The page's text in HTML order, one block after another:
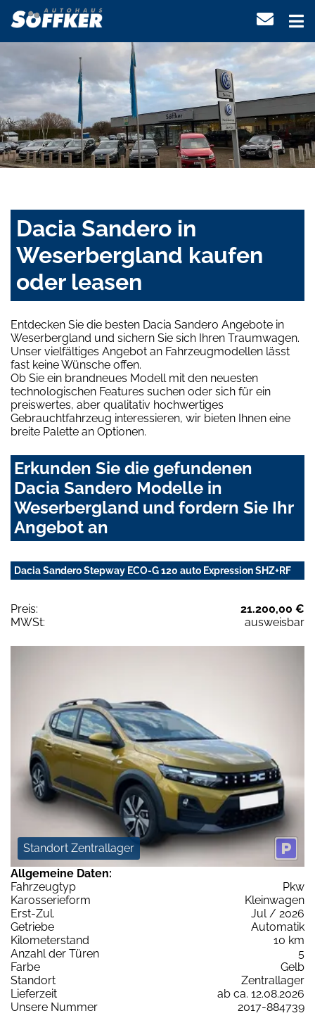
Dacia Sandero in
Weserbergland kaufen
oder leasen
Entdecken Sie die besten Dacia Sandero Angebote in
Weserbergland und sichern Sie sich Ihren Traumwagen.
Unser vielfältiges Angebot an Fahrzeugmodellen lässt
fast keine Wünsche offen.
Ob Sie ein brandneues Modell mit den neuesten
technologischen Features suchen oder sich für ein
preiswertes, aber qualitativ hochwertiges
Gebrauchtfahrzeug interessieren, wir bieten Ihnen eine
breite Palette an Optionen.
Erkunden Sie die gefundenen
Dacia Sandero Modelle in
Weserbergland und fordern Sie Ihr
Angebot an
Dacia Sandero Stepway ECO-G 120 auto Expression SHZ+RF
Preis:
21.200,00 €
MWSt:
ausweisbar
Standort Zentrallager
Allgemeine Daten:
Fahrzeugtyp
Pkw
Karosserieform
Kleinwagen
Erst-Zul.
Jul / 2026
Getriebe
Automatik
Kilometerstand
10 km
Anzahl der Türen
5
Farbe
Gelb
Standort
Zentrallager
Lieferzeit
ab ca. 12.08.2026
Unsere Nummer
2017-884739